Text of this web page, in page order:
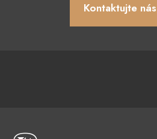
Kontaktujte nás